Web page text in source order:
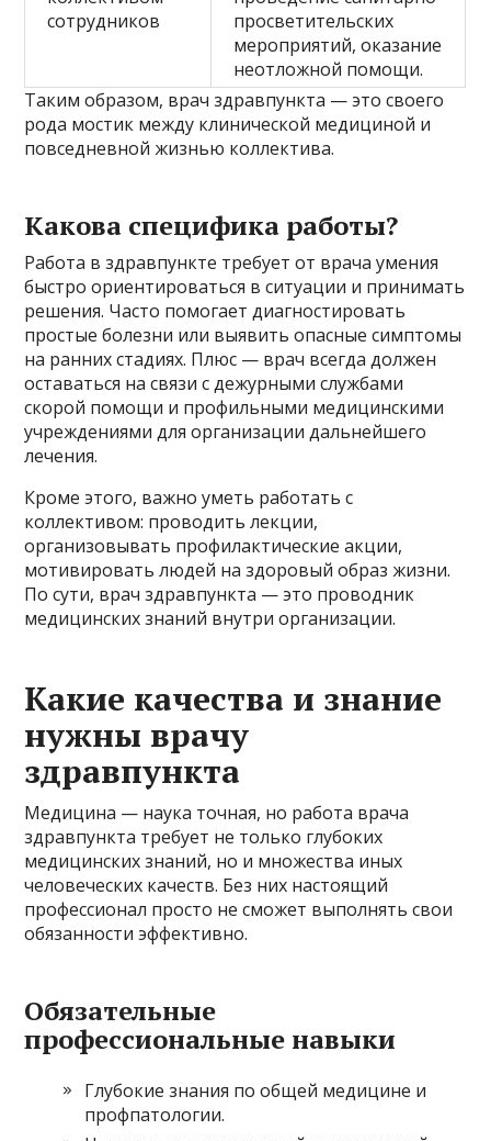
сотрудников
просветительских
мероприятий, оказание
неотложной помощи.
Таким образом, врач здравпункта — это своего
рода мостик между клинической медициной и
повседневной жизнью коллектива.
Какова специфика работы?
Работа в здравпункте требует от врача умения
быстро ориентироваться в ситуации и принимать
решения. Часто помогает диагностировать
простые болезни или выявить опасные симптомы
на ранних стадиях. Плюс — врач всегда должен
оставаться на связи с дежурными службами
скорой помощи и профильными медицинскими
учреждениями для организации дальнейшего
лечения.
Кроме этого, важно уметь работать с
коллективом: проводить лекции,
организовывать профилактические акции,
мотивировать людей на здоровый образ жизни.
По сути, врач здравпункта — это проводник
медицинских знаний внутри организации.
Какие качества и знание
нужны врачу
здравпункта
Медицина — наука точная, но работа врача
здравпункта требует не только глубоких
медицинских знаний, но и множества иных
человеческих качеств. Без них настоящий
профессионал просто не сможет выполнять свои
обязанности эффективно.
Обязательные
профессиональные навыки
Глубокие знания по общей медицине и
профпатологии.